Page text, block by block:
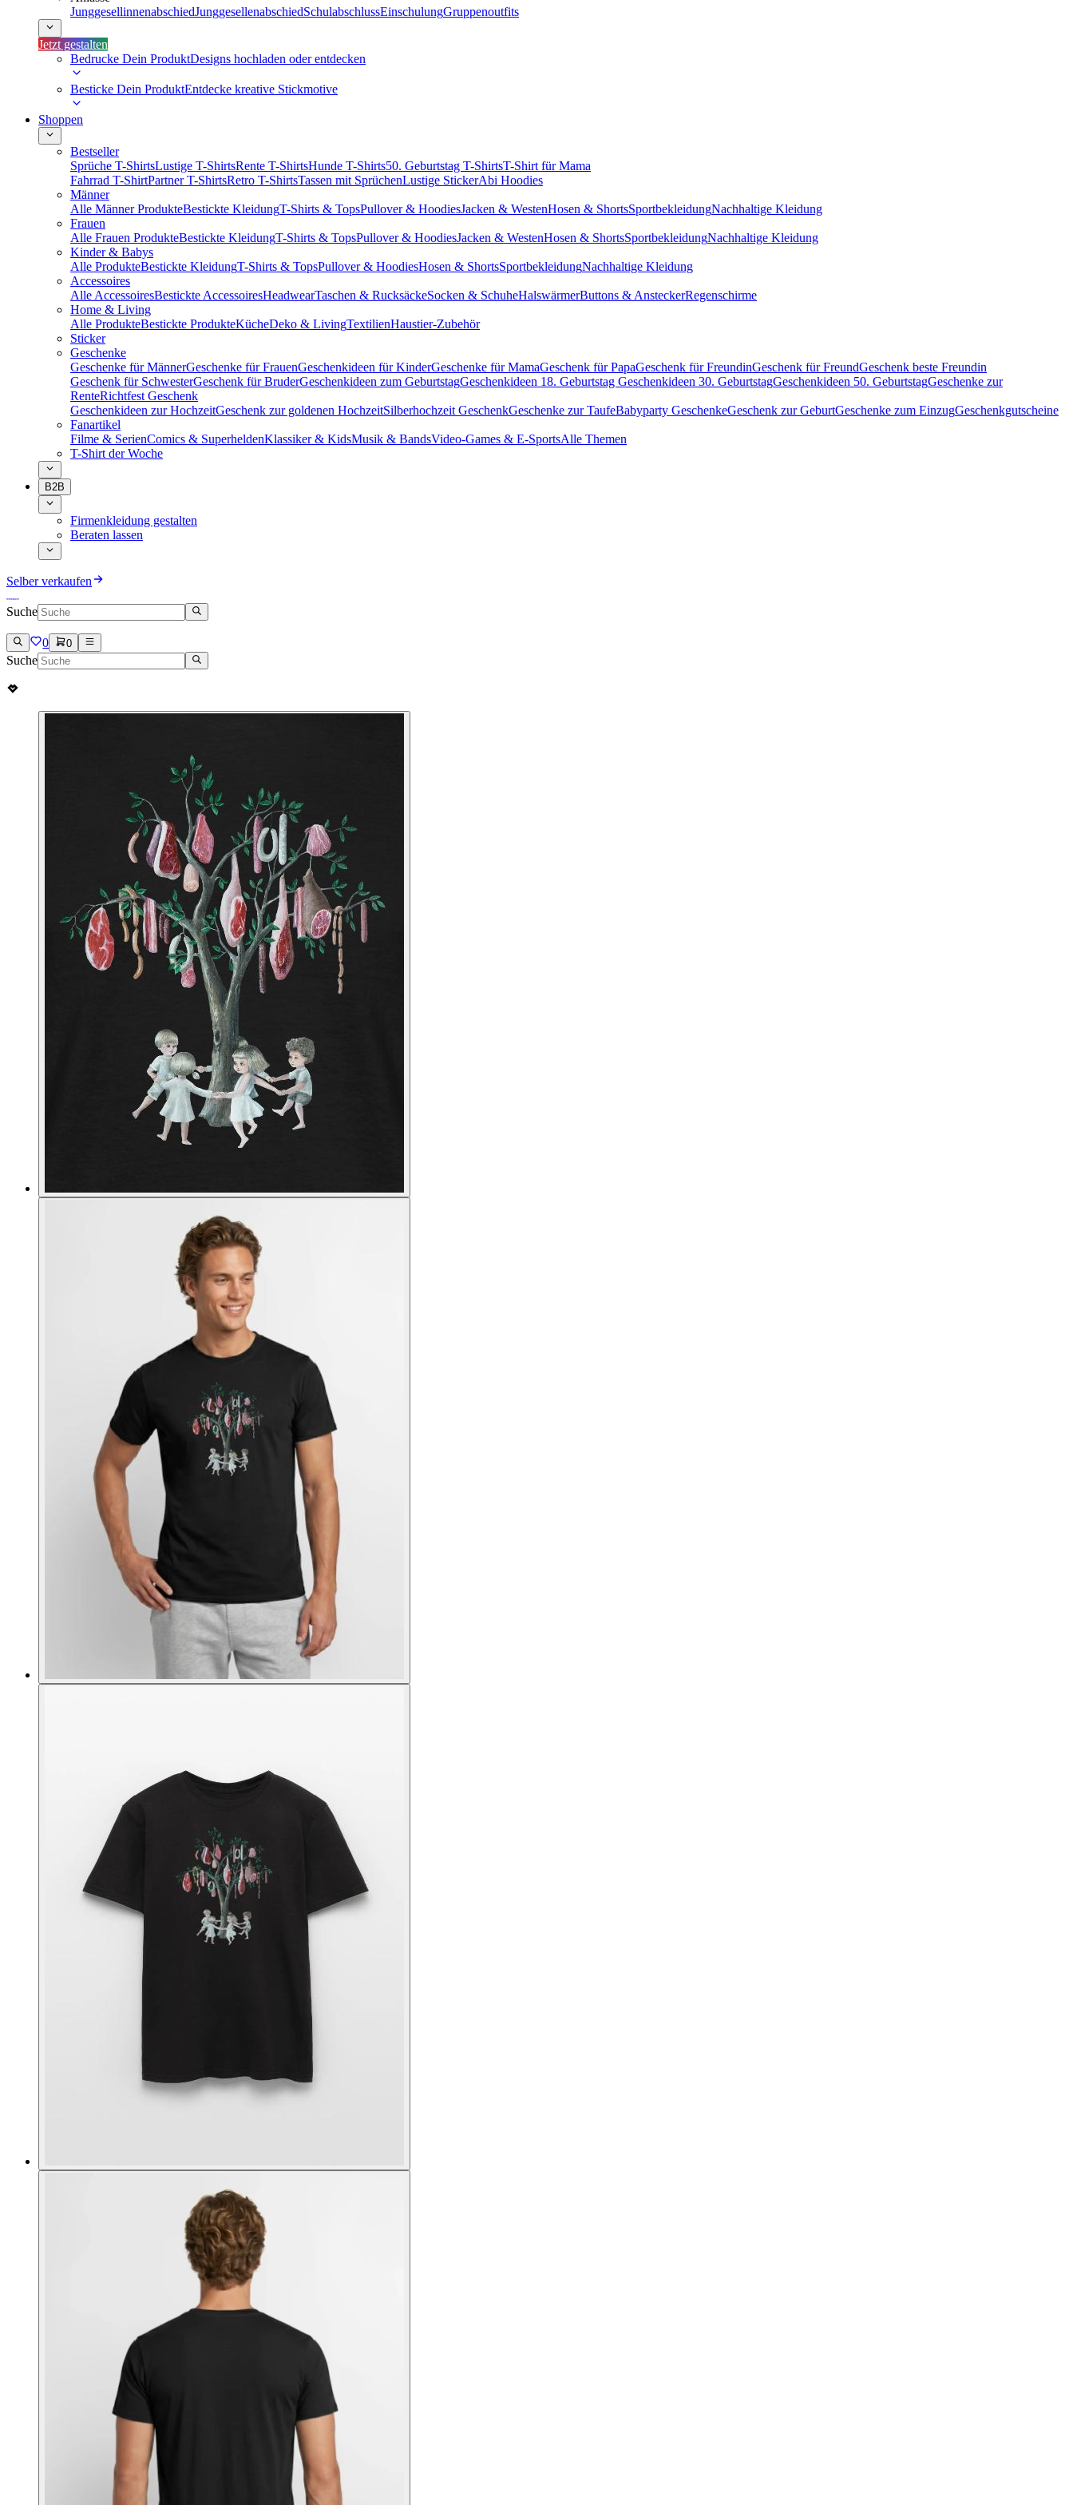
JunggesellinnenabschiedJunggesellenabschiedSchulabschlussEinschulungGruppenoutfits
Jetzt gestalten
Bedrucke Dein ProduktDesigns hochladen oder entdecken
Besticke Dein ProduktEntdecke kreative Stickmotive
Shoppen
Bestseller
Sprüche T-ShirtsLustige T-ShirtsRente T-ShirtsHunde T-Shirts50. Geburtstag T-ShirtsT-Shirt für Mama
Fahrrad T-ShirtPartner T-ShirtsRetro T-ShirtsTassen mit SprüchenLustige StickerAbi Hoodies
Männer
Alle Männer ProdukteBestickte KleidungT-Shirts & TopsPullover & HoodiesJacken & WestenHosen & ShortsSportbekleidungNachhaltige Kleidung
Frauen
Alle Frauen ProdukteBestickte KleidungT-Shirts & TopsPullover & HoodiesJacken & WestenHosen & ShortsSportbekleidungNachhaltige Kleidung
Kinder & Babys
Alle ProdukteBestickte KleidungT-Shirts & TopsPullover & HoodiesHosen & ShortsSportbekleidungNachhaltige Kleidung
Accessoires
Alle AccessoiresBestickte AccessoiresHeadwearTaschen & RucksäckeSocken & SchuheHalswärmerButtons & AnsteckerRegenschirme
Home & Living
Alle ProdukteBestickte ProdukteKücheDeko & LivingTextilienHaustier-Zubehör
Sticker
Geschenke
Geschenke für MännerGeschenke für FrauenGeschenkideen für KinderGeschenke für MamaGeschenk für PapaGeschenk für FreundinGeschenk für FreundGeschenk beste Freundin
Geschenk für SchwesterGeschenk für BruderGeschenkideen zum GeburtstagGeschenkideen 18. Geburtstag Geschenkideen 30. GeburtstagGeschenkideen 50. GeburtstagGeschenke zur
RenteRichtfest Geschenk
Geschenkideen zur HochzeitGeschenk zur goldenen HochzeitSilberhochzeit GeschenkGeschenke zur TaufeBabyparty GeschenkeGeschenk zur GeburtGeschenke zum EinzugGeschenkgutscheine
Fanartikel
Filme & SerienComics & SuperheldenKlassiker & KidsMusik & BandsVideo-Games & E-SportsAlle Themen
T-Shirt der Woche
B2B
Firmenkleidung gestalten
Beraten lassen
Selber verkaufen
Suche
0 0
Suche